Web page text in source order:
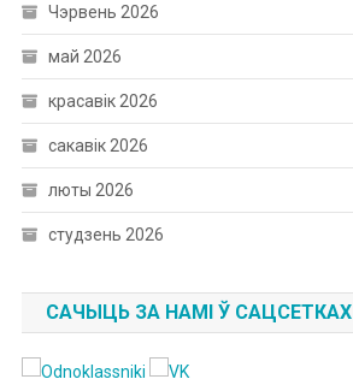
Чэрвень 2026
май 2026
красавік 2026
сакавік 2026
люты 2026
студзень 2026
САЧЫЦЬ ЗА НАМІ Ў САЦСЕТКАХ